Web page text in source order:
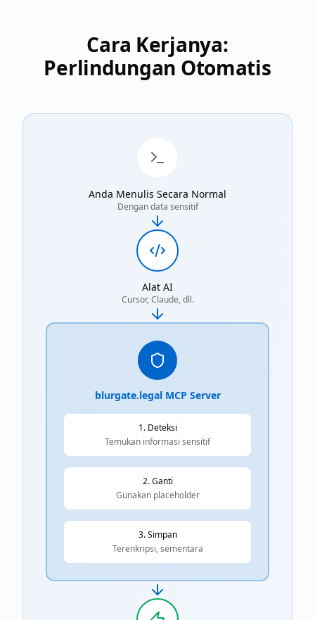
Cara Kerjanya:
Perlindungan Otomatis
Anda Menulis Secara Normal
Dengan data sensitif
Alat AI
Cursor, Claude, dll.
blurgate.legal MCP Server
1. Deteksi
Temukan informasi sensitif
2. Ganti
Gunakan placeholder
3. Simpan
Terenkripsi, sementara